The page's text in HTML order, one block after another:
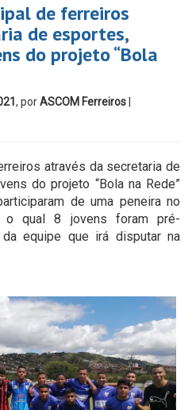
de ferreiros
de esportes,
do projeto “Bola
, porASCOM Ferreiros
através da secretaria de
do projeto “Bola na Rede”
de uma peneira no
o qual 8 jovens foram pré-
equipe que irá disputar na